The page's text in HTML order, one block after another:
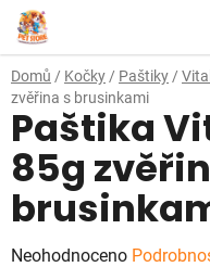
Přejít
na
obsah
Domů / Kočky / Paštiky /
zvěřina s brusinkami
Paštika
85g
Průměrné
Neohodnoceno